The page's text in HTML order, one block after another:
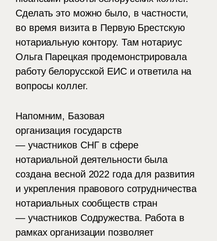
Сделать это можно было, в частности,
во время визита в Первую Брестскую
нотариальную контору. Там нотариус
Ольга Парецкая продемонстрировала
работу белорусской ЕИС и ответила на
вопросы коллег.
Напомним, Базовая
организация государств
— участников СНГ в сфере
нотариальной деятельности была
создана весной 2022 года для развития
и укрепления правового сотрудничества
нотариальных сообществ стран
— участников Содружества. Работа в
рамках организации позволяет